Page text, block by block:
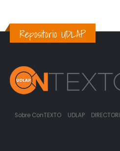
Repositorio UDLAP
Sobre ConTEXTO UDLAP